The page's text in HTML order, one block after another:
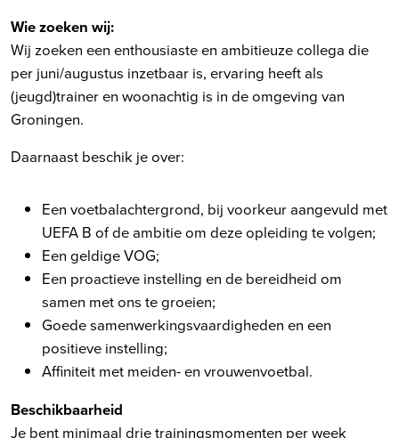
Wie zoeken wij:
Wij zoeken een enthousiaste en ambitieuze collega die
per juni/augustus inzetbaar is, ervaring heeft als
(jeugd)trainer en woonachtig is in de omgeving van
Groningen.
Daarnaast beschik je over:
Een voetbalachtergrond, bij voorkeur aangevuld met
UEFA B of de ambitie om deze opleiding te volgen;
Een geldige VOG;
Een proactieve instelling en de bereidheid om
samen met ons te groeien;
Goede samenwerkingsvaardigheden en een
positieve instelling;
Affiniteit met meiden- en vrouwenvoetbal.
Beschikbaarheid
Je bent minimaal drie trainingsmomenten per week